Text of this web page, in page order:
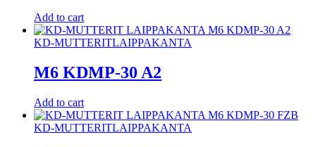
Add to cart
KD-MUTTERITLAIPPAKANTA
M6 KDMP-30 A2
Add to cart
KD-MUTTERITLAIPPAKANTA